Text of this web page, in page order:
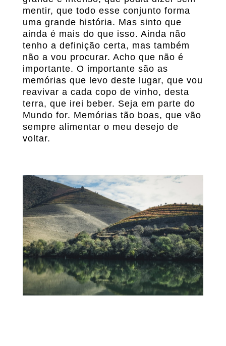
mentir, que todo esse conjunto forma
uma grande história. Mas sinto que
ainda é mais do que isso. Ainda não
tenho a definição certa, mas também
não a vou procurar. Acho que não é
importante. O importante são as
memórias que levo deste lugar, que vou
reavivar a cada copo de vinho, desta
terra, que irei beber. Seja em parte do
Mundo for. Memórias tão boas, que vão
sempre alimentar o meu desejo de
voltar.